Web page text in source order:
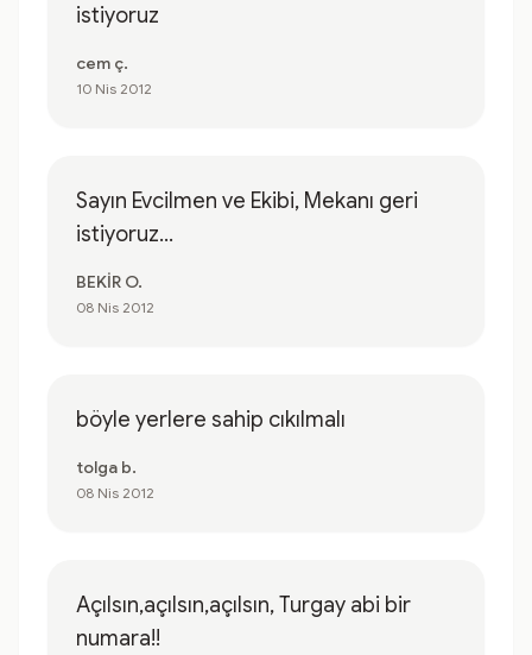
istiyoruz
cem ç.
10 Nis 2012
Sayın Evcilmen ve Ekibi, Mekanı geri
istiyoruz...
BEKİR O.
08 Nis 2012
böyle yerlere sahip cıkılmalı
tolga b.
08 Nis 2012
Açılsın,açılsın,açılsın, Turgay abi bir
numara!!